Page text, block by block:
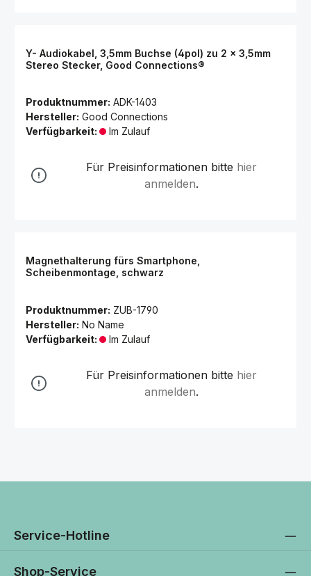
Y- Audiokabel, 3,5mm Buchse (4pol) zu 2 x 3,5mm
Stereo Stecker, Good Connections®
Produktnummer: ADK-1403
Hersteller: Good Connections
Verfügbarkeit:
Im Zulauf
Für Preisinformationen bitte hier
anmelden.
Magnethalterung fürs Smartphone,
Scheibenmontage, schwarz
Produktnummer: ZUB-1790
Hersteller: No Name
Verfügbarkeit:
Im Zulauf
Für Preisinformationen bitte hier
anmelden.
Service-Hotline
Shop-Service